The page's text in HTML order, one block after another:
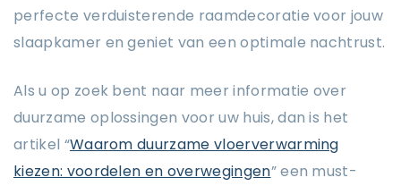
perfecte verduisterende raamdecoratie voor jouw
slaapkamer en geniet van een optimale nachtrust.
Als u op zoek bent naar meer informatie over
duurzame oplossingen voor uw huis, dan is het
artikel “Waarom duurzame vloerverwarming
kiezen: voordelen en overwegingen” een must-